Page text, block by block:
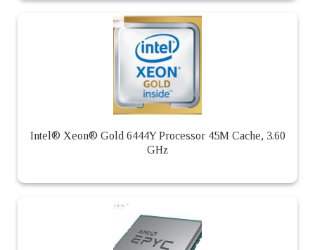
Intel® Xeon® Gold 6444Y Processor 45M Cache, 3.60
GHz